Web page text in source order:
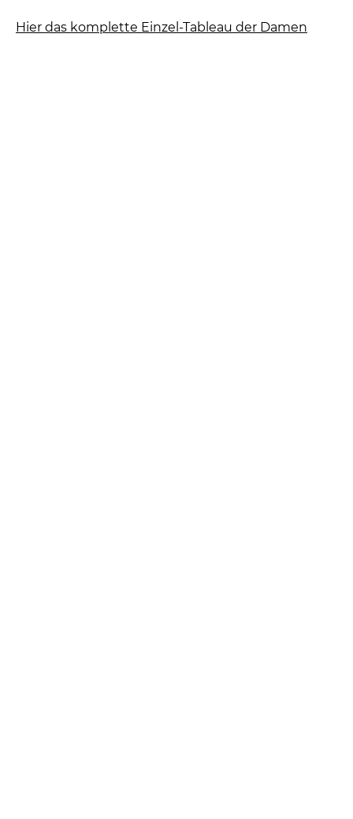
Hier das komplette Einzel-Tableau der Damen